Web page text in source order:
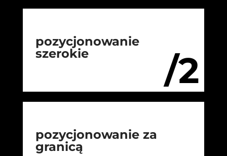
/2
pozycjonowanie
szerokie
pozycjonowanie za
granicą